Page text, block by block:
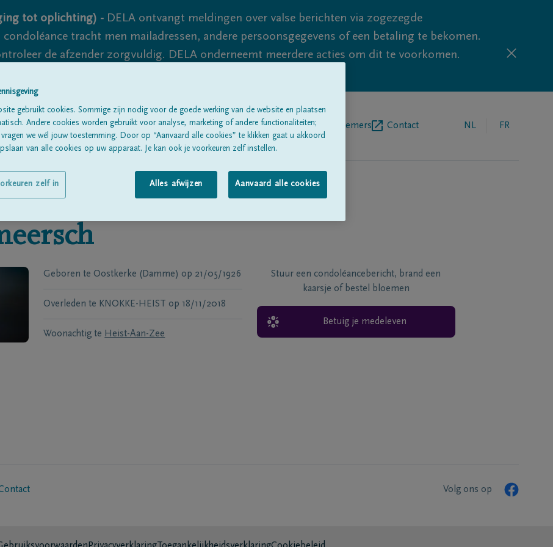
tot oplichting) - DELA ontvangt meldingen over valse berichten via zogezegde
tracht men mailadressen, andere persoonsgegevens of een betaling te bekomen.
de afzender zorgvuldig. DELA onderneemt meerdere acties om dit te voorkomen.
nooit volledig uit te sluiten, dus blijf waakzaam.
Alle rouwberichten Over onsBegrafenisondernemers Contact NL FR
Geboren te Oostkerke (Damme) op 21/05/1926
Overleden te KNOKKE-HEIST op 18/11/2018
Woonachtig te Heist-Aan-Zee
Stuur een condoléancebericht, brand een
kaarsje of bestel bloemen
Betuig je medeleven
Volg ons op
gebruikt cookies. Sommige zijn nodig voor de goede werking van de website en plaatsen
Andere cookies worden gebruikt voor analyse, marketing of andere functionaliteiten;
we wél jouw toestemming. Door op “Aanvaard alle cookies” te klikken gaat u akkoord
van alle cookies op uw apparaat. Je kan ook je voorkeuren zelf instellen.
Alles afwijzen Aanvaard alle cookies
zelf in